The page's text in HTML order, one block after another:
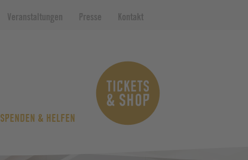
Veranstaltungen Presse Kontakt
SPENDEN & HELFEN